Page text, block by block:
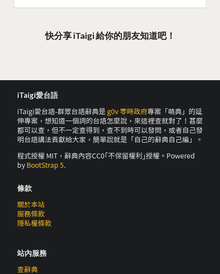
快分享 iTaigi 給你的朋友知道吧！
iTaigi愛台語
iTaigi愛台語-群眾台語辭典是 g0v 零時政府專案「萌典」的延
伸專案，想知道一個詞的台語怎麼說，來這裡查就對了！甚麼
都可以查，但不一定查得到，查不到時可以發問，或者自己發
明台語講法貢獻給大家，簡單說就是「自己的辭典自己編」。
程式授權 MIT，辭典內容CC0｢不保留權利｣授權。Powered
by BootStrap 5.
條款
關於本站
服務條款
隱私權條款
站內服務
查辭典